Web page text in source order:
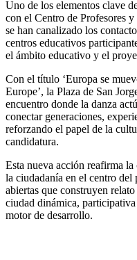
Uno de los elementos clave
con el Centro de Profesores
se han canalizado los
centros educativos
el ámbito educativo y el
Con el título ‘Europa se
Europe’, la Plaza de San
encuentro donde la danza
conectar generaciones,
reforzando el papel de la
candidatura.
Esta nueva acción reafirma la
la ciudadanía en el centro
abiertas que construyen
ciudad dinámica,
motor de desarrollo.